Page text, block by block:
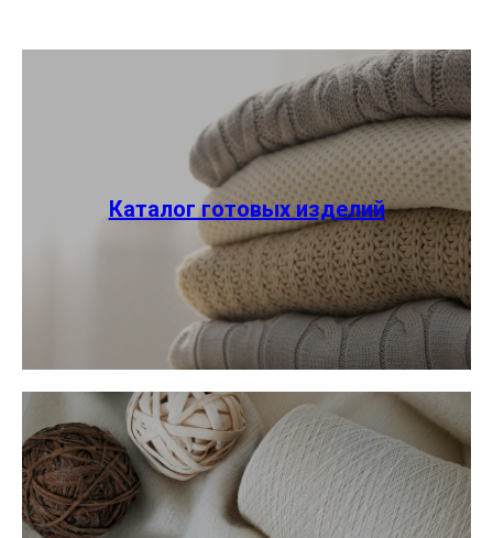
Каталог готовых изделий